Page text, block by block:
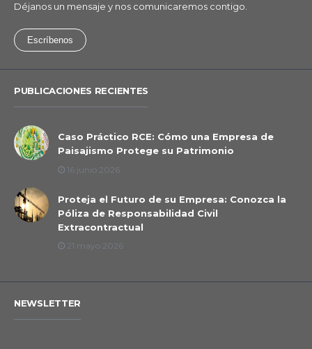
Déjanos un mensaje y nos comunicaremos contigo.
Escríbenos
PUBLICACIONES RECIENTES
Caso Práctico RCE: Cómo una Empresa de
Paisajismo Protege su Patrimonio
16 junio 2026
Proteja el Futuro de su Empresa: Conozca la
Póliza de Responsabilidad Civil
Extracontractual
21 mayo 2026
NEWSLETTER